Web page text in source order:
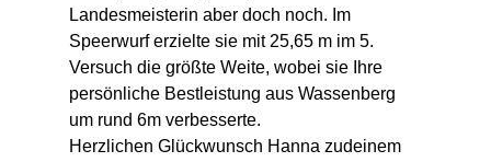
Landesmeisterin aber doch noch. Im
Speerwurf erzielte sie mit 25,65 m im 5.
Versuch die größte Weite, wobei sie Ihre
persönliche Bestleistung aus Wassenberg
um rund 6m verbesserte.
Herzlichen Glückwunsch Hanna zudeinem